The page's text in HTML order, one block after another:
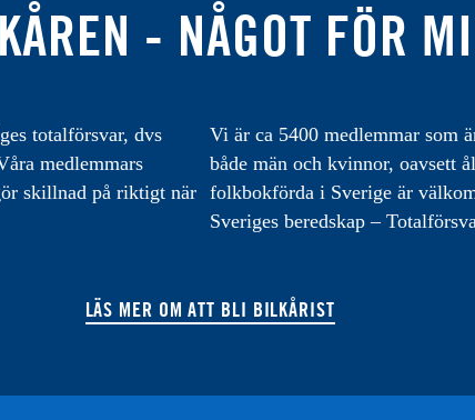
- NÅGOT FÖR
totalförsvar, dvs
medlemmars
skillnad på riktigt när
Vi är ca 5400 medlemmar som
både män och kvinnor, oavsett
folkbokförda i Sverige är
Sveriges beredskap –
LÄS MER OM ATT BLI BILKÅRIST